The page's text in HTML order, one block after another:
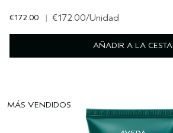
€172.00 | €172.00/Unidad
AÑADIR A LA CESTA
MÁS VENDIDOS